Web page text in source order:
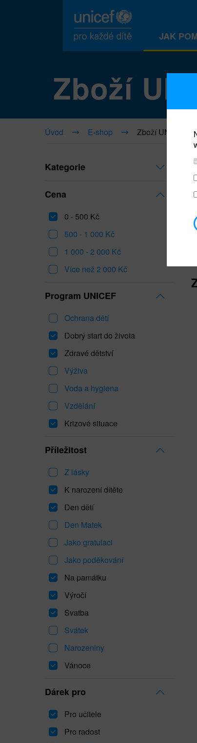
JAK
Zboží
Úvod E-shop Zboží UNICEF
Kategorie
Cena
0 - 500 Kč
500 - 1 000 Kč
1 000 - 2 000 Kč
Více než 2 000 Kč
Program UNICEF
Ochrana dětí
Dobrý start do života
Zdravé dětství
Výživa
Voda a hygiena
Vzdělání
Krizové situace
Příležitost
Z lásky
K narození dítěte
Den dětí
Den Matek
Jako gratulaci
Jako poděkování
Na památku
Výročí
Svatba
Svátek
Narozeniny
Vánoce
Dárek pro
Pro učitele
Pro radost